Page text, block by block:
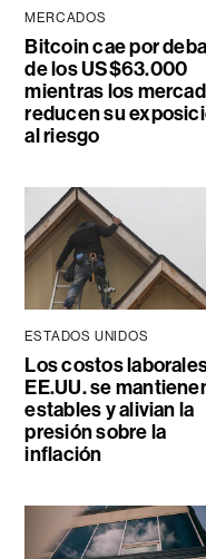
MERCADOS
Bitcoin cae por
de los US$63.000
mientras los
reducen su
al riesgo
ESTADOS UNIDOS
Los costos
EE.UU. se
estables y alivian la
presión sobre la
inflación